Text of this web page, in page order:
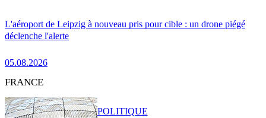
L'aéroport de Leipzig à nouveau pris pour cible : un drone piégé
déclenche l'alerte
05.08.2026
FRANCE
POLITIQUE